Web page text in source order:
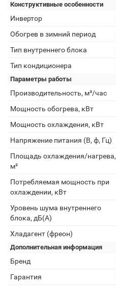
Конструктивные особенности
Инвертор
Обогрев в зимний период
Тип внутреннего блока
Тип кондиционера
Параметры работы
Производительность, м³/час
Мощность обогрева, кВт
Мощность охлаждения, кВт
Напряжение питания (В, ф, Гц)
Площадь охлаждения/нагрева,
м²
Потребляемая мощность при
охлаждении, кВт
Уровень шума внутреннего
блока, дБ(А)
Хладагент (фреон)
Дополнительная информация
Бренд
Гарантия